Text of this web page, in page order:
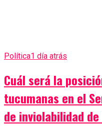
Política1 día atrás
Cuál será la
tucumanas en el
de inviolabilidad